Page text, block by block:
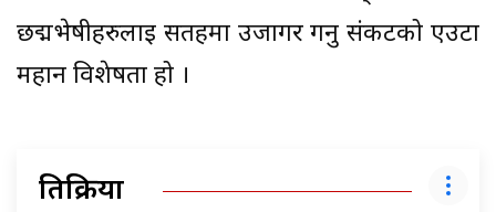
छद्मभेषीहरुलाई सतहमा उजागर गर्नु संकटको एउटा
महान विशेषता हो ।
प्रतिक्रिया